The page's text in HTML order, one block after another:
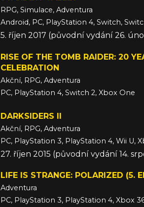
RPG, Simulace, Adventura
Android, PC, PlayStation 4, Switch,
5. říjen 2017 (původní vydání 26.
RISE OF THE TOMB RAIDER: 20
CELEBRATION
Akční, RPG, Adventura
PC, PlayStation 4, Switch 2, Xbox One
DARKSIDERS II
Akční, RPG, Adventura
PC, PlayStation 3, PlayStation 4, Wii U,
27. říjen 2015 (původní vydání 14.
LIFE IS STRANGE: POLARIZED (5.
Adventura
PC, PlayStation 3, PlayStation 4, Xbox